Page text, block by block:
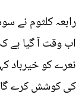
رابعہ کلثوم نے
اب وقت آ گیا ہے
نعرے کو خیرباد
کی کوشش کرے